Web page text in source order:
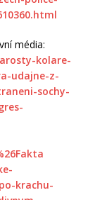
média:
kolare-
udajne-z-
sochy-
krachu-